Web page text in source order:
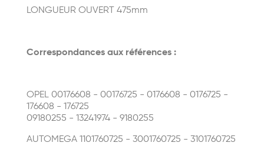
LONGUEUR OUVERT 475mm
Correspondances aux références :
OPEL 00176608 - 00176725 - 0176608 - 0176725 -
176608 - 176725
09180255 - 13241974 - 9180255
AUTOMEGA 1101760725 - 3001760725 - 3101760725